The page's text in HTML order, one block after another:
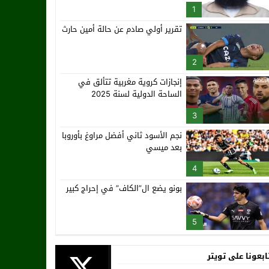
1
2
تقرير أولي صادم عن حالة أمين حارث
3
إنجازات كروية مغربية تتألق في
الساحة الدولية لسنة 2025
4
نجم الأسود ثاني أفضل مراوغ بأوروبا
بعد ميسي
5
بونو يضع ال”الكاف” في إحراج كبير
على تويتر